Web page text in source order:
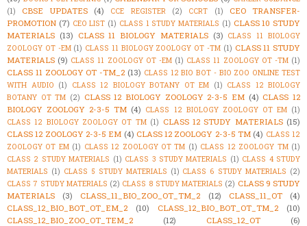
(1)
CBSE UPDATES (4) CCE REGISTER (2) CCRT (1)
CEO TRANSFER-
PROMOTION (7) CEO LIST (1) CLASS 1 STUDY MATERIALS (1) CLASS 10 STUDY
MATERIALS (13) CLASS 11 BIOLOGY MATERIALS (3) CLASS 11 BIOLOGY
ZOOLOGY OT -EM (1) CLASS 11 BIOLOGY ZOOLOGY OT -TM (1) CLASS 11 STUDY
MATERIALS (9) CLASS 11 ZOOLOGY OT -EM (1) CLASS 11 ZOOLOGY OT -TM (1)
CLASS 11 ZOOLOGY OT -TM_2 (13) CLASS 12 BIO BOT - BIO ZOO ONLINE TEST
WITH AUDIO (1) CLASS 12 BIOLOGY BOTANY OT EM (1) CLASS 12 BIOLOGY
BOTANY OT TM (2) CLASS 12 BIOLOGY ZOOLOGY 2-3-5 EM (4) CLASS 12
BIOLOGY ZOOLOGY 2-3-5 TM (4) CLASS 12 BIOLOGY ZOOLOGY OT EM (1)
CLASS 12 BIOLOGY ZOOLOGY OT TM (1) CLASS 12 STUDY MATERIALS (15)
CLASS 12 ZOOLOGY 2-3-5 EM (4) CLASS 12 ZOOLOGY 2-3-5 TM (4) CLASS 12
ZOOLOGY OT EM (1) CLASS 12 ZOOLOGY OT TM (1) CLASS 12 ZOOLOGY TM (1)
CLASS 2 STUDY MATERIALS (1) CLASS 3 STUDY MATERIALS (1) CLASS 4 STUDY
MATERIALS (1) CLASS 5 STUDY MATERIALS (1) CLASS 6 STUDY MATERIALS (2)
CLASS 7 STUDY MATERIALS (2) CLASS 8 STUDY MATERIALS (2) CLASS 9 STUDY
MATERIALS
(3) CLASS_11_BIO_ZOO_OT_TM_2 (12) CLASS_11_OT
(4)
CLASS_12_BIO_BOT_OT_EM_2
(10) CLASS_12_BIO_BOT_OT_TM_2
(10)
CLASS_12_BIO_ZOO_OT_TEM_2
(12) CLASS_12_OT
(6)